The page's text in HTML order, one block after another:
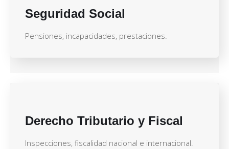
Seguridad Social
Pensiones, incapacidades, prestaciones.
Derecho Tributario y Fiscal
Inspecciones, fiscalidad nacional e internacional.